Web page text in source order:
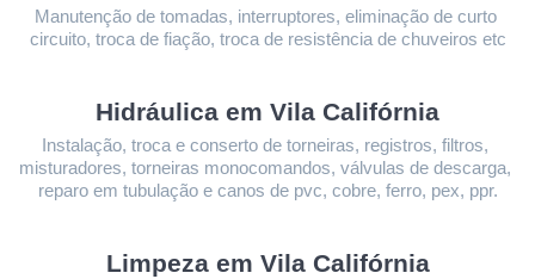
Manutenção de tomadas, interruptores, eliminação de curto
circuito, troca de fiação, troca de resistência de chuveiros etc
Hidráulica em Vila Califórnia
Instalação, troca e conserto de torneiras, registros, filtros,
misturadores, torneiras monocomandos, válvulas de descarga,
reparo em tubulação e canos de pvc, cobre, ferro, pex, ppr.
Limpeza em Vila Califórnia